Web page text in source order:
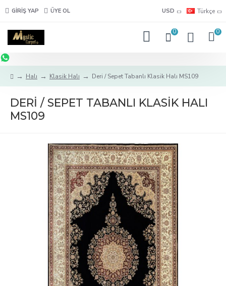
GIRIŞ YAP ÜYE OL USD Türkçe
0 0
Halı Klasik Halı Deri / Sepet Tabanlı Klasik Halı MS109
DERI / SEPET TABANLI KLASIK HALI
MS109